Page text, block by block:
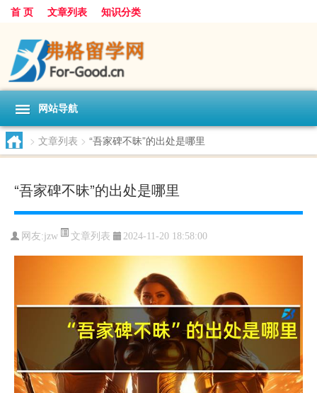
首 页 文章列表 知识分类
网站导航
> 文章列表 > “吾家碑不昧”的出处是哪里
“吾家碑不昧”的出处是哪里
网友:jzw 文章列表 2024-11-20 18:58:00